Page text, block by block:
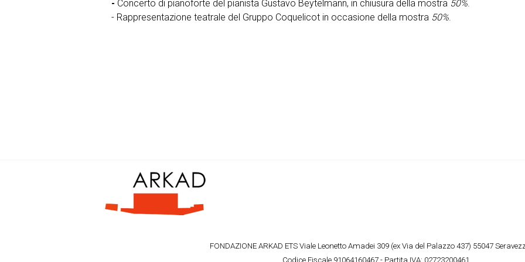
- Concerto di pianoforte del pianista Gustavo Beytelmann, in chiusura della mostra 50%.
- Rappresentazione teatrale del Gruppo Coquelicot in occasione della mostra 50%.
FONDAZIONE ARKAD ETS Viale Leonetto Amadei 309 (ex Via del Palazzo 437) 55047
Codice Fiscale 91064160467 - Partita IVA: 02723200461